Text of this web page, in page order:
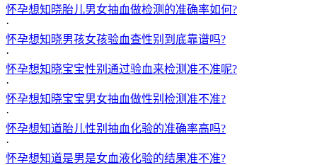
怀孕想知晓胎儿男女抽血做检测的准确率如何?
·
怀孕想知晓男孩女孩验血查性别到底靠谱吗?
·
怀孕想知晓宝宝性别通过验血来检测准不准呢?
·
怀孕想知晓宝宝男女抽血做性别检测准不准?
·
怀孕想知道胎儿性别抽血化验的准确率高吗?
·
怀孕想知道是男是女血液化验的结果准不准?